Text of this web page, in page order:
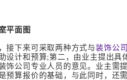
平面图
接下来可采取两种方式与装饰公
设计和预算;第二，由业主提出
饰公司专业人员的意见。业主需
预算报价的基础，与此同时，还